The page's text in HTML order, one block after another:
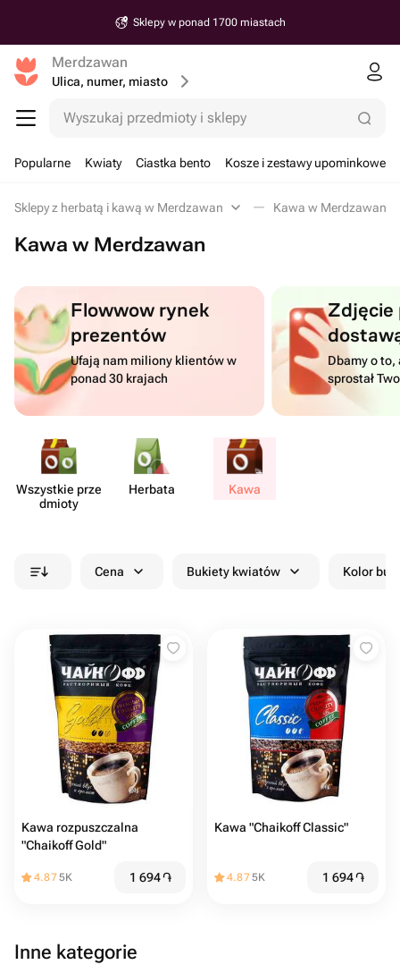
Sklepy w ponad 1700 miastach
Merdzawan
Ulica, numer, miasto
Wyszukaj przedmioty i sklepy
Popularne Kwiaty Ciastka bento Kosze i zestawy upominkowe
Sklepy z herbatą i kawą w Merdzawan Kawa w Merdzawan
Kawa w Merdzawan
Flowwow rynek
prezentów
Ufają nam miliony klientów w
ponad 30 krajach
Dbamy o to,
sprostał
Wszystkie prze​
dmioty
Herbata Kawa
Cena Bukiety kwiatów Kolor
Kawa rozpuszczalna
"Chaikoff Gold"
4.875K 1 694֏
Kawa "Chaikoff Classic"
4.875K 1 694֏
Inne kategorie